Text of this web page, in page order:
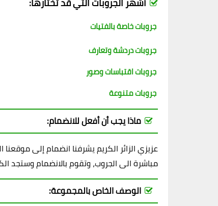
جروبات خاصة بالفتيات
جروبات دردشة وتعارف
جروبات اقتباسات وصور
جروبات متنوعة
ماذا يجب أن أفعل للانضمام:
عزيزي الزائر الكريم يشرفنا انضمام إلى
مباشرة الى الجروب، وتقوم بالانضمام وستجد
الوصف الخاص بالمجموعة: